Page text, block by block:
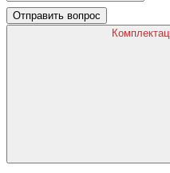
Отправить вопрос